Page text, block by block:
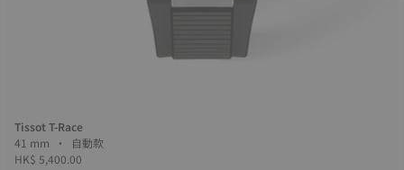
Tissot T-Race
41 mm • 自動款
HK$ 5,400.00